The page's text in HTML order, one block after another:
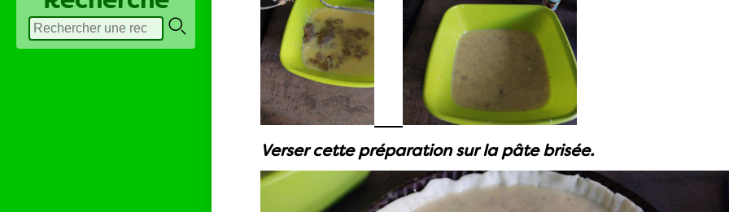
Verser cette préparation sur la pâte brisée.